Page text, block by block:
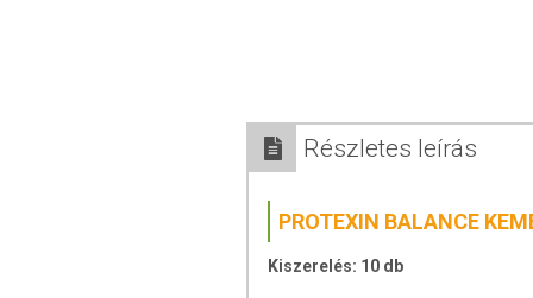
Részletes leírás
PROTEXIN BALANCE
Kiszerelés: 10 db